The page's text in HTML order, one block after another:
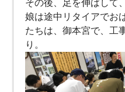
その後、足を伸ばして
娘は途中リタイアでお
たちは、御本宮で、工
り。